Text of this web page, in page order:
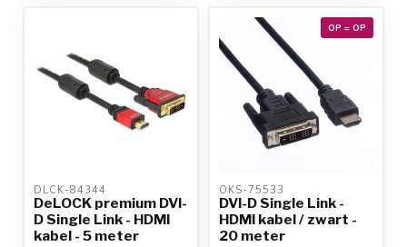
DLCK-84344
DeLOCK premium DVI-
D Single Link - HDMI
kabel - 5 meter
OP = OP
OKS-75533
DVI-D Single Link -
HDMI kabel / zwart -
20 meter